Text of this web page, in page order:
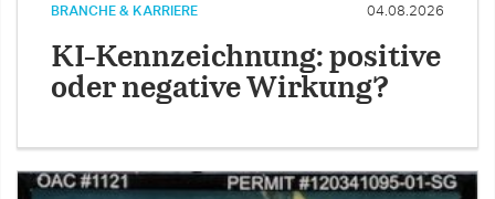
BRANCHE & KARRIERE 04.08.2026
KI-Kennzeichnung: positive
oder negative Wirkung?